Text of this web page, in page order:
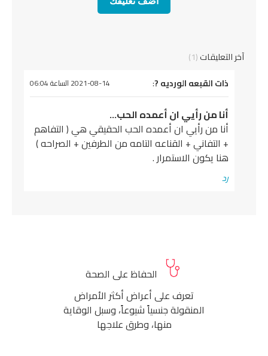
آخر التعليقات(1)
يقول
ذات القبعه الورديه ?: 2021-08-14 الساعة 06:04
أنا من رأيي ان أعمده الحب…
أنا من رأيي ان أعمده الحب الحقيقي هي ( التفاهم
+ التفاني + القناعه التامه من الطرفين + الصراحه )
هنا يكون الاستمرار .
رد
الحفاظ على الصحة
تعرف على أعراض أكثر الأمراض
المنقولة جنسياً شيوعاً، وسبل الوقاية
منها، وطرق علاجها